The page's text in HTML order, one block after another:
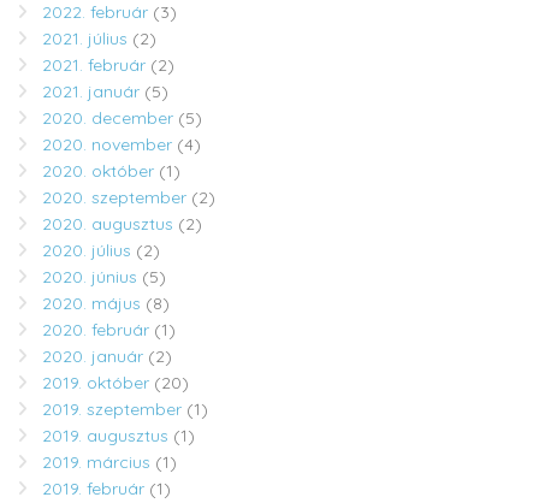
2022. február (3)
2021. július (2)
2021. február (2)
2021. január (5)
2020. december (5)
2020. november (4)
2020. október (1)
2020. szeptember (2)
2020. augusztus (2)
2020. július (2)
2020. június (5)
2020. május (8)
2020. február (1)
2020. január (2)
2019. október (20)
2019. szeptember (1)
2019. augusztus (1)
2019. március (1)
2019. február (1)